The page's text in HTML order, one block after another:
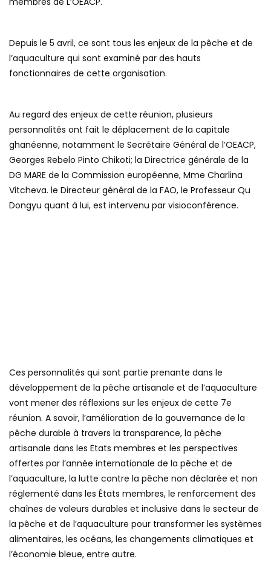
Depuis le 5 avril, ce sont tous les enjeux de la pêche et de
l’aquaculture qui sont examiné par des hauts
fonctionnaires de cette organisation.
Au regard des enjeux de cette réunion, plusieurs
personnalités ont fait le déplacement de la capitale
ghanéenne, notamment le Secrétaire Général de l’OEACP,
Georges Rebelo Pinto Chikoti; la Directrice générale de la
DG MARE de la Commission européenne, Mme Charlina
Vitcheva. le Directeur général de la FAO, le Professeur Qu
Dongyu quant à lui, est intervenu par visioconférence.
Ces personnalités qui sont partie prenante dans le
développement de la pêche artisanale et de l’aquaculture
vont mener des réflexions sur les enjeux de cette 7e
réunion. A savoir, l’amélioration de la gouvernance de la
pêche durable à travers la transparence, la pêche
artisanale dans les Etats membres et les perspectives
offertes par l’année internationale de la pêche et de
l’aquaculture, la lutte contre la pêche non déclarée et non
réglementé dans les États membres, le renforcement des
chaînes de valeurs durables et inclusive dans le secteur de
la pêche et de l’aquaculture pour transformer les systèmes
alimentaires, les océans, les changements climatiques et
l’économie bleue, entre autre.